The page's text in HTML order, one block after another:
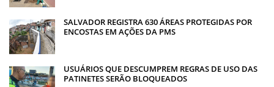
SALVADOR REGISTRA 630 ÁREAS PROTEGIDAS POR
ENCOSTAS EM AÇÕES DA PMS
USUÁRIOS QUE DESCUMPREM REGRAS DE USO DAS
PATINETES SERÃO BLOQUEADOS